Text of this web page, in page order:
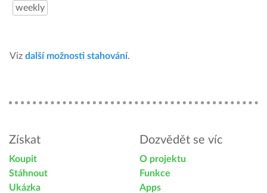
weekly
Viz další možnosti stahování.
Získat
Koupit
Stáhnout
Ukázka
Dozvědět se víc
O projektu
Funkce
Apps